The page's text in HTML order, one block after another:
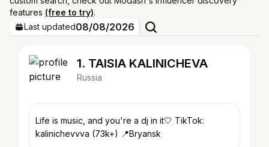
features (free to try).
Last updated08/08/2026
1. TAISIA KALINICHEVA
Russia
Life is music, and you're a dj in it🤍 TikTok:
kalinichevvva (73k+) 📍Bryansk